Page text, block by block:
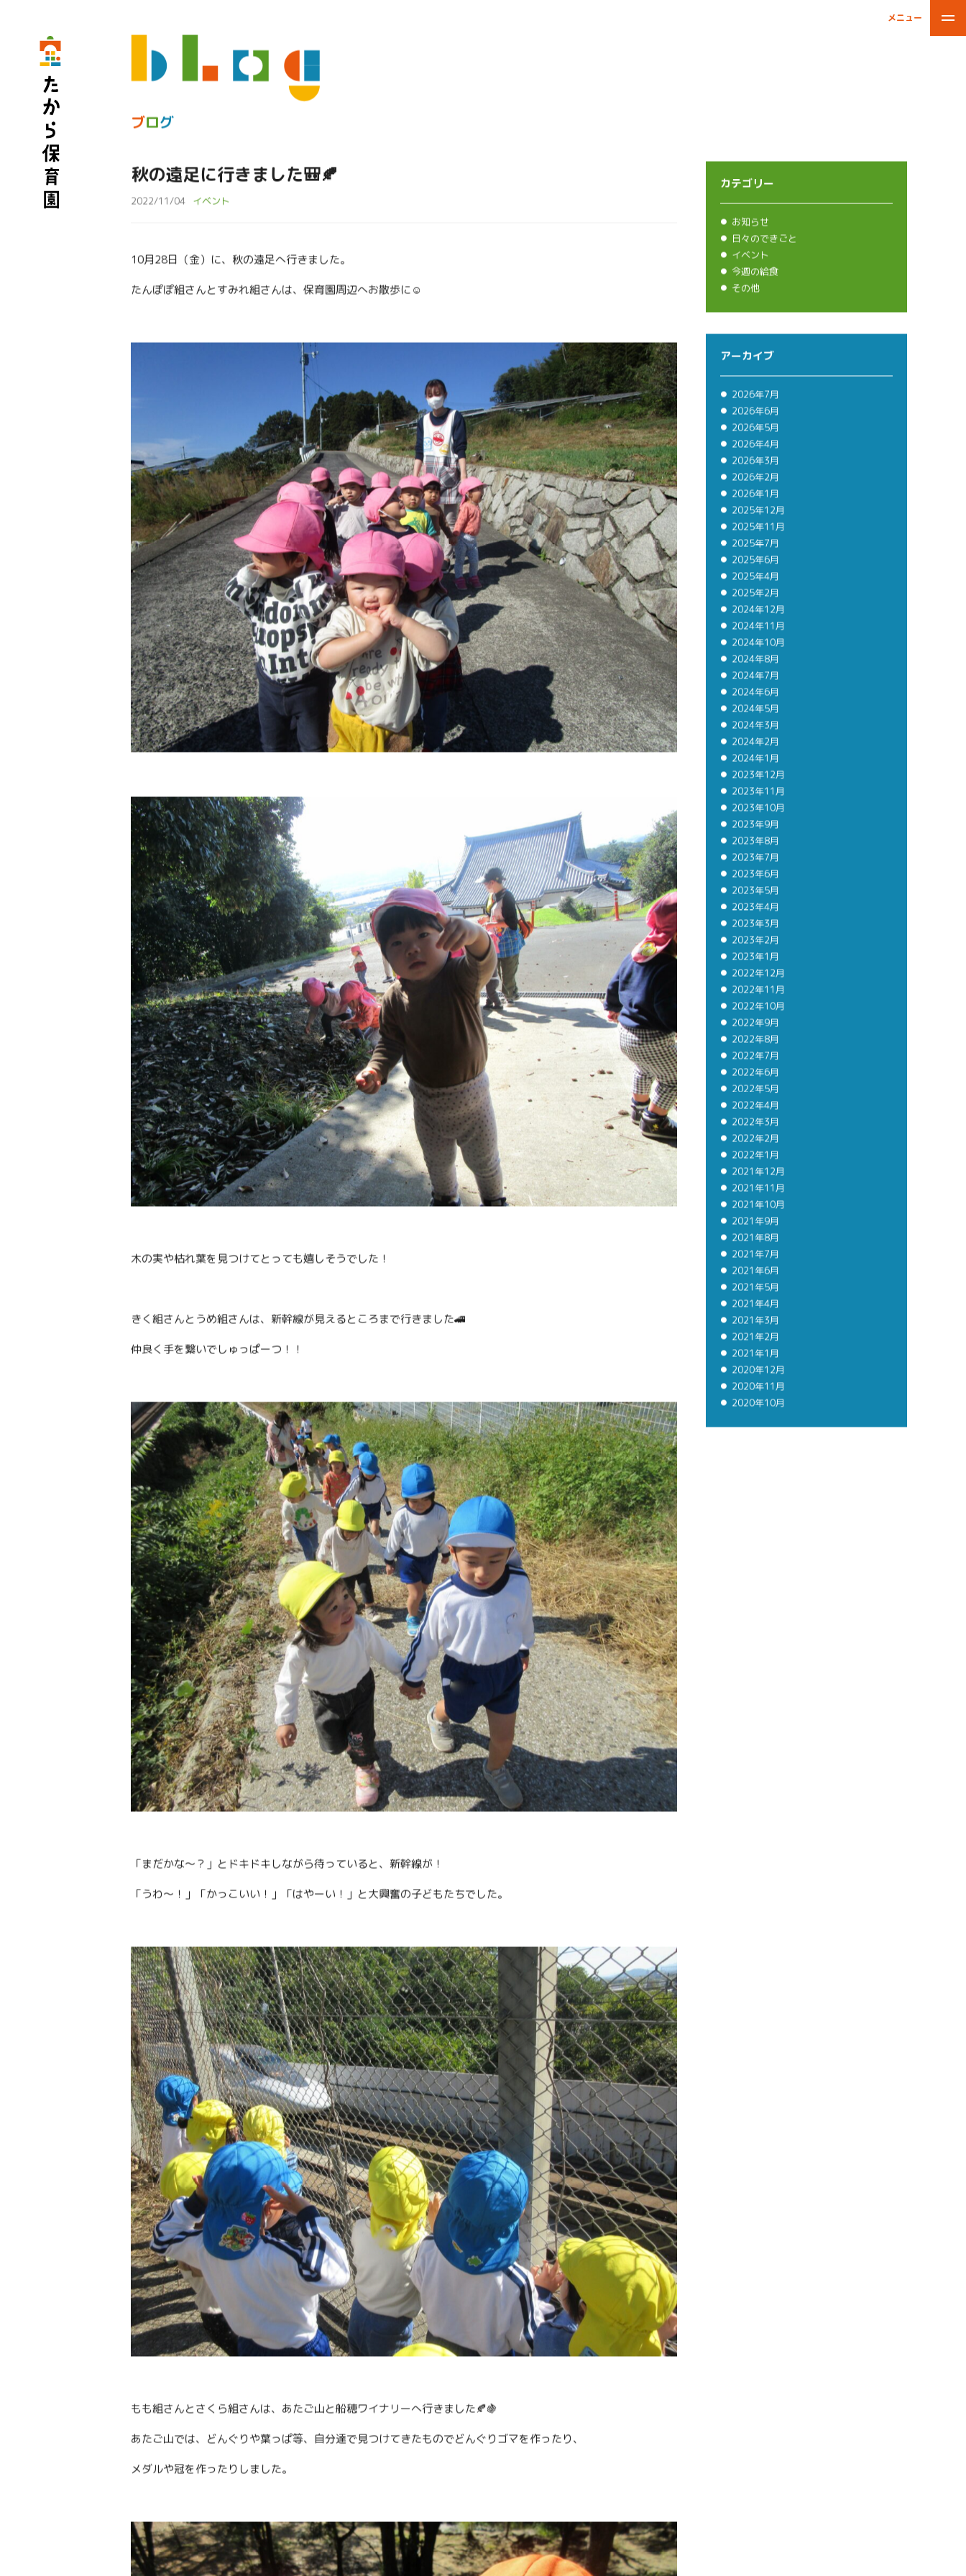
メニュー
ブログ
秋の遠足に行きました🎒🍂
2022/11/04 イベント
10月28日（金）に、秋の遠足へ行きました。
たんぽぽ組さんとすみれ組さんは、保育園周辺へお散歩に☺️
木の実や枯れ葉を見つけてとっても嬉しそうでした！
きく組さんとうめ組さんは、新幹線が見えるところまで行きました🚄
仲良く手を繋いでしゅっぱーつ！！
「まだかな〜？」とドキドキしながら待っていると、新幹線が！
「うわ〜！」「かっこいい！」「はやーい！」と大興奮の子どもたちでした。
もも組さんとさくら組さんは、あたご山と船穂ワイナリーへ行きました🍂🍇
あたご山では、どんぐりや葉っぱ等、自分達で見つけてきたものでどんぐりゴマを作ったり、
メダルや冠を作ったりしました。
カテゴリー
お知らせ
日々のできごと
イベント
今週の給食
その他
アーカイブ
2026年7月
2026年6月
2026年5月
2026年4月
2026年3月
2026年2月
2026年1月
2025年12月
2025年11月
2025年7月
2025年6月
2025年4月
2025年2月
2024年12月
2024年11月
2024年10月
2024年8月
2024年7月
2024年6月
2024年5月
2024年3月
2024年2月
2024年1月
2023年12月
2023年11月
2023年10月
2023年9月
2023年8月
2023年7月
2023年6月
2023年5月
2023年4月
2023年3月
2023年2月
2023年1月
2022年12月
2022年11月
2022年10月
2022年9月
2022年8月
2022年7月
2022年6月
2022年5月
2022年4月
2022年3月
2022年2月
2022年1月
2021年12月
2021年11月
2021年10月
2021年9月
2021年8月
2021年7月
2021年6月
2021年5月
2021年4月
2021年3月
2021年2月
2021年1月
2020年12月
2020年11月
2020年10月